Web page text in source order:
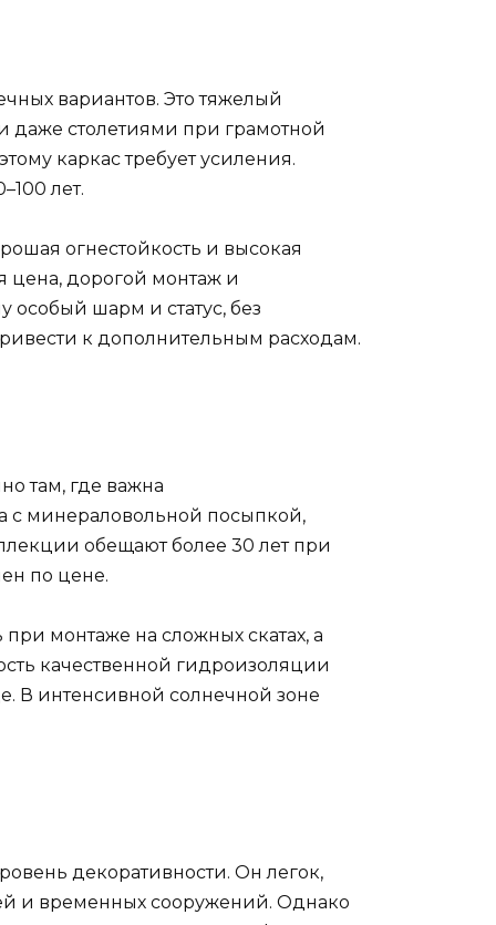
вариантов. Это тяжелый
даже столетиями при грамотной
каркас требует усиления.
лет.
огнестойкость и высокая
цена, дорогой монтаж и
шарм и статус, без
к дополнительным расходам.
там, где важна
с минераловольной посыпкой,
обещают более 30 лет при
по цене.
монтаже на сложных скатах, а
качественной гидроизоляции
В интенсивной солнечной зоне
декоративности. Он легок,
и временных сооружений. Однако